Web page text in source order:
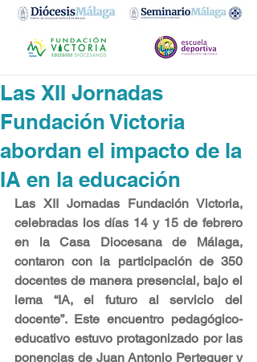
Las XII Jornadas
Fundación Victoria
abordan el impacto de la
IA en la educación
Las XII Jornadas Fundación Victoria,
celebradas los días 14 y 15 de febrero
en la Casa Diocesana de Málaga,
contaron con la participación de 350
docentes de manera presencial, bajo el
lema “IA, el futuro al servicio del
docente”. Este encuentro pedagógico-
educativo estuvo protagonizado por las
ponencias de Juan Antonio Perteguer y